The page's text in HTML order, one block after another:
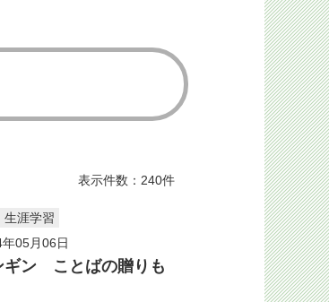
表示件数：240件
生涯学習
05月06日
ギン ことばの贈りも